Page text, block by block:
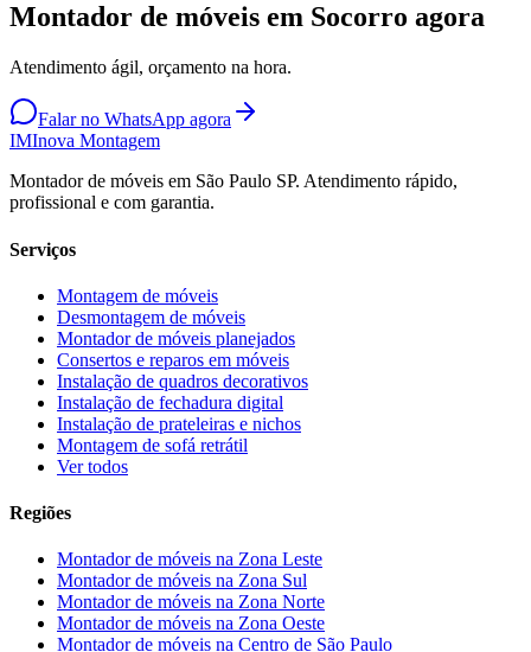
Montador de móveis em Socorro agora
Atendimento ágil, orçamento na hora.
Falar no WhatsApp agora
IMInova Montagem
Montador de móveis em São Paulo SP. Atendimento rápido,
profissional e com garantia.
Serviços
Montagem de móveis
Desmontagem de móveis
Montador de móveis planejados
Consertos e reparos em móveis
Instalação de quadros decorativos
Instalação de fechadura digital
Instalação de prateleiras e nichos
Montagem de sofá retrátil
Ver todos
Regiões
Montador de móveis na Zona Leste
Montador de móveis na Zona Sul
Montador de móveis na Zona Norte
Montador de móveis na Zona Oeste
Montador de móveis na Centro de São Paulo